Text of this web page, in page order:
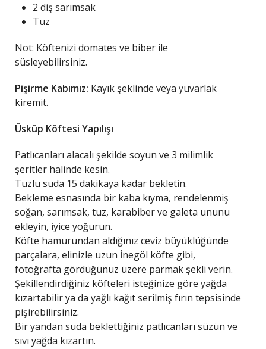
2 diş sarımsak
Tuz
Not: Köftenizi domates ve biber ile
süsleyebilirsiniz.
Pişirme Kabımız: Kayık şeklinde veya yuvarlak
kiremit.
Üsküp Köftesi Yapılışı
Patlıcanları alacalı şekilde soyun ve 3 milimlik
şeritler halinde kesin.
Tuzlu suda 15 dakikaya kadar bekletin.
Bekleme esnasında bir kaba kıyma, rendelenmiş
soğan, sarımsak, tuz, karabiber ve galeta ununu
ekleyin, iyice yoğurun.
Köfte hamurundan aldığınız ceviz büyüklüğünde
parçalara, elinizle uzun İnegöl köfte gibi,
fotoğrafta gördüğünüz üzere parmak şekli verin.
Şekillendirdiğiniz köfteleri isteğinize göre yağda
kızartabilir ya da yağlı kağıt serilmiş fırın tepsisinde
pişirebilirsiniz.
Bir yandan suda beklettiğiniz patlıcanları süzün ve
sıvı yağda kızartın.